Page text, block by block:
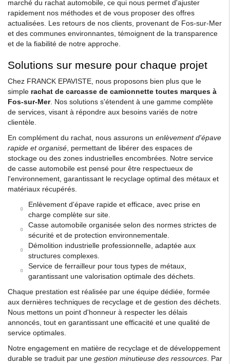
marché du rachat automobile, ce qui nous permet d'ajuster
rapidement nos méthodes et de vous proposer des offres
actualisées. Les retours de nos clients, provenant de Fos-sur-Mer
et des communes environnantes, témoignent de la transparence
et de la fiabilité de notre approche.
Solutions sur mesure pour chaque projet
Chez FRANCK EPAVISTE, nous proposons bien plus que le
simple rachat de carcasse de camionnette toutes marques à
Fos-sur-Mer. Nos solutions s'étendent à une gamme complète
de services, visant à répondre aux besoins variés de notre
clientèle.
En complément du rachat, nous assurons un enlèvement d'épave
rapide et organisé , permettant de libérer des espaces de
stockage ou des zones industrielles encombrées. Notre service
de casse automobile est pensé pour être respectueux de
l'environnement, garantissant le recyclage optimal des métaux et
matériaux récupérés.
Enlèvement d'épave rapide et efficace, avec prise en
charge complète sur site.
Casse automobile organisée selon des normes strictes de
sécurité et de protection environnementale.
Démolition industrielle professionnelle, adaptée aux
structures complexes.
Service de ferrailleur pour tous types de métaux,
garantissant une valorisation optimale des déchets.
Chaque prestation est réalisée par une équipe dédiée, formée
aux dernières techniques de recyclage et de gestion des déchets.
Nous mettons un point d'honneur à respecter les délais
annoncés, tout en garantissant une efficacité et une qualité de
service optimales.
Notre engagement en matière de recyclage et de développement
durable se traduit par une gestion minutieuse des ressources . Par